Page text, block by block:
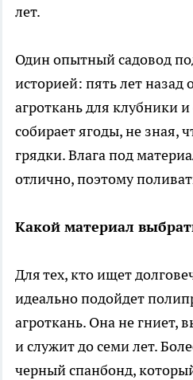
лет.
Один опытный садовод
историей: пять лет назад
агроткань для клубники и
собирает ягоды, не зная,
грядки. Влага под
отлично, поэтому
Какой материал
Для тех, кто ищет
идеально подойдет
агроткань. Она не гниет,
и служит до семи лет.
черный спанбонд,